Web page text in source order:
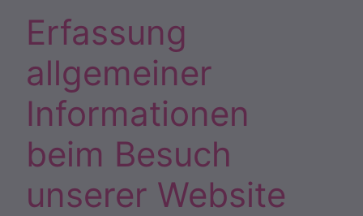
Erfassung
allgemeiner
Informationen
beim Besuch
unserer Website